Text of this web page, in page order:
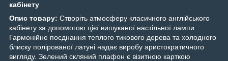
кабінету
Опис товару: Створіть атмосферу класичного англійського
кабінету за допомогою цієї вишуканої настільної лампи.
Гармонійне поєднання теплого тикового дерева та холодного
блиску полірованої латуні надає виробу аристократичного
вигляду. Зелений скляний плафон є візитною карткою